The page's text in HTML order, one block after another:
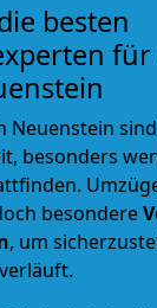
besten
Neuenstein
besonders
besondere
, um
verläuft.